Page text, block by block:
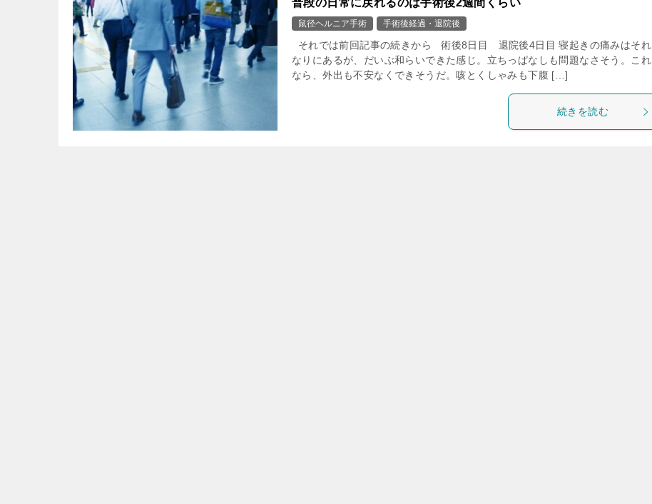
普段の日常に戻れるのは手術後2週間くらい
鼠径ヘルニア手術 手術後経過・退院後
それでは前回記事の続きから 術後8日目 退院後4日目 寝起きの痛みはそれ
なりにあるが、だいぶ和らいできた感じ。立ちっぱなしも問題なさそう。これ
なら、外出も不安なくできそうだ。咳とくしゃみも下腹 […]
続きを読む